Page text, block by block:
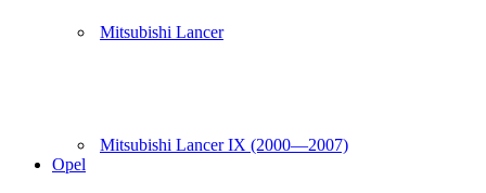
Mitsubishi Lancer
Mitsubishi Lancer IX (2000—2007)
Opel